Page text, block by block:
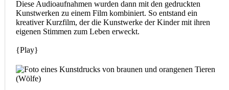
Diese Audioaufnahmen wurden dann mit den gedruckten
Kunstwerken zu einem Film kombiniert. So entstand ein
kreativer Kurzfilm, der die Kunstwerke der Kinder mit ihren
eigenen Stimmen zum Leben erweckt.
{Play}